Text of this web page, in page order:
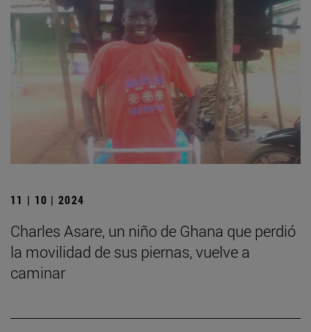
11 | 10 | 2024
Charles Asare, un niño de Ghana que perdió
la movilidad de sus piernas, vuelve a
caminar